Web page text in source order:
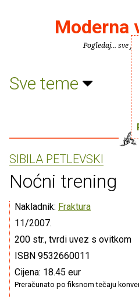
Moderna
Pogledaj... sve je
Sve teme
SIBILA PETLEVSKI
Noćni trening
Nakladnik: Fraktura
11/2007.
200 str., tvrdi uvez s ovitkom
ISBN 9532660011
Cijena: 18.45 eur
Preračunato po fiksnom tečaju